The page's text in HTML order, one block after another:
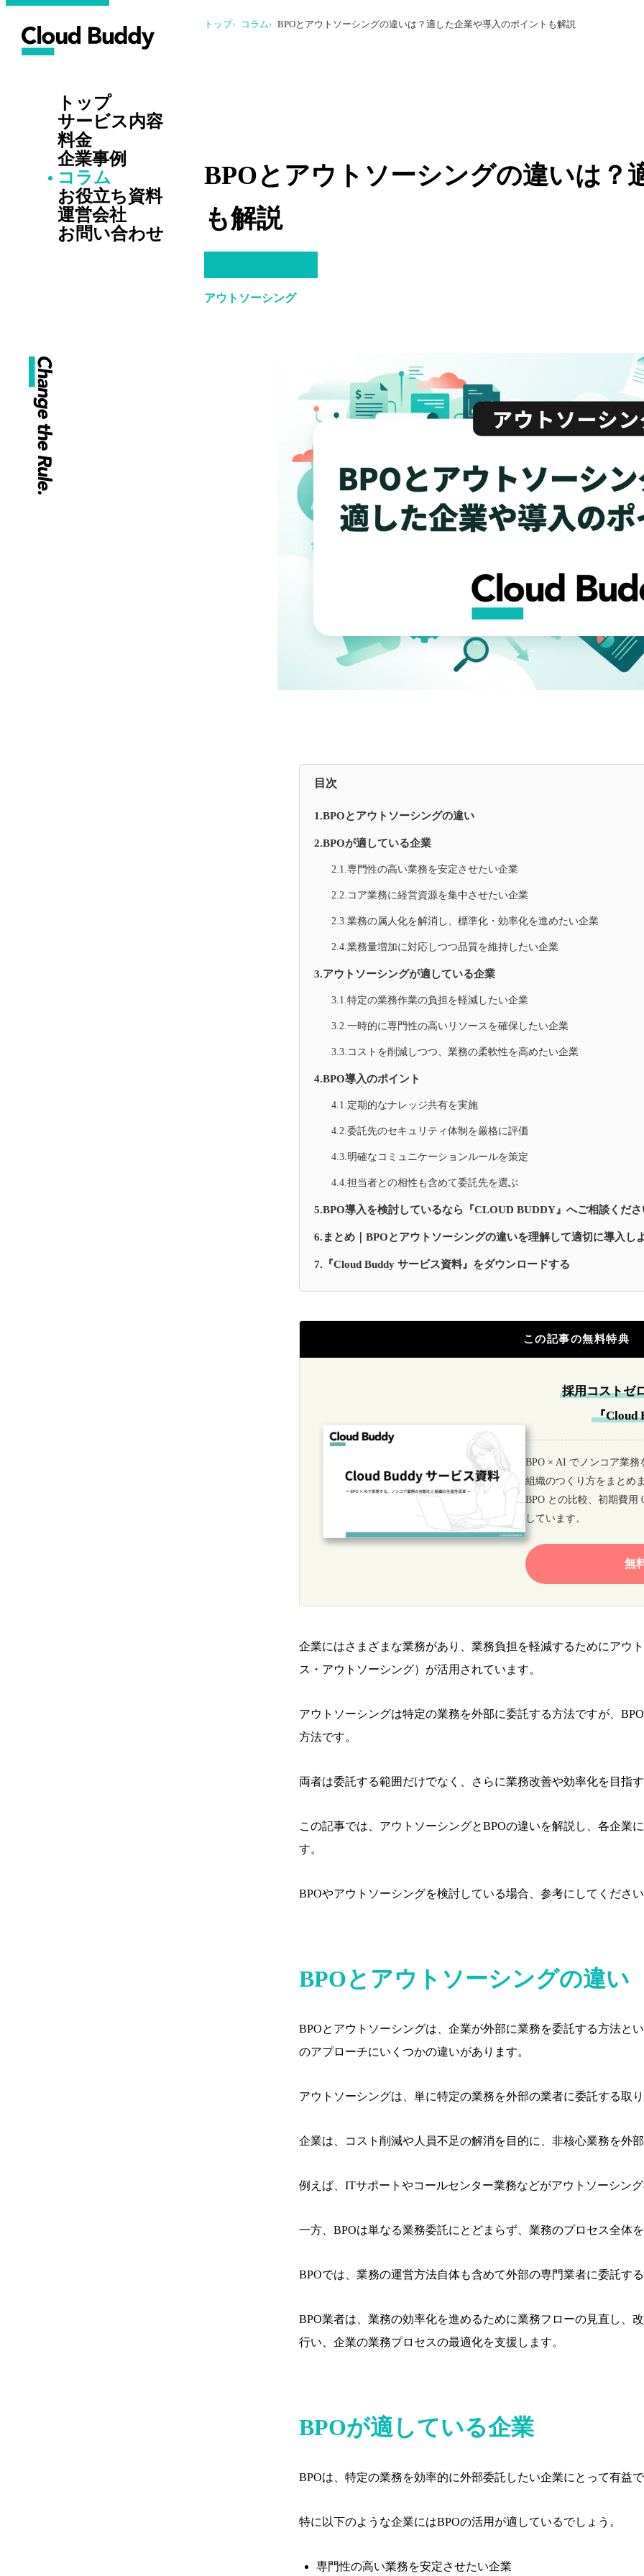
トップ
サービス内容
料金
企業事例
コラム
お役立ち資料
運営会社
お問い合わせ
トップ コラム BPOとアウトソーシングの違いは？適した企業や導入のポイントも解説
BPOとアウトソーシングの違いは？
も解説
アウトソーシング
目次
1.BPOとアウトソーシングの違い
2.BPOが適している企業
2.1.専門性の高い業務を安定させたい企業
2.2.コア業務に経営資源を集中させたい企業
2.3.業務の属人化を解消し、標準化・効率化を進めたい企業
2.4.業務量増加に対応しつつ品質を維持したい企業
3.アウトソーシングが適している企業
3.1.特定の業務作業の負担を軽減したい企業
3.2.一時的に専門性の高いリソースを確保したい企業
3.3.コストを削減しつつ、業務の柔軟性を高めたい企業
4.BPO導入のポイント
4.1.定期的なナレッジ共有を実施
4.2.委託先のセキュリティ体制を厳格に評価
4.3.明確なコミュニケーションルールを策定
4.4.担当者との相性も含めて委託先を選ぶ
5.BPO導入を検討しているなら『CLOUD BUDDY』へご相談くださ
6.まとめ｜BPOとアウトソーシングの違いを理解して適切に導入し
7.『Cloud Buddy サービス資料』をダウンロードする
この記事の無料特典
採用コストゼ
『Cloud
BPO × AI でノンコア業
組織のつくり方をまとめ
BPO との比較、初期費用
しています。
無
企業にはさまざまな業務があり、業務負担を軽減するためにアウ
ス・アウトソーシング）が活用されています。
アウトソーシングは特定の業務を外部に委託する方法ですが、
方法です。
両者は委託する範囲だけでなく、さらに業務改善や効率化を目指
この記事では、アウトソーシングとBPOの違いを解説し、各企業
す。
BPOやアウトソーシングを検討している場合、参考にしてくださ
BPOとアウトソーシングの違い
BPOとアウトソーシングは、企業が外部に業務を委託する方法と
のアプローチにいくつかの違いがあります。
アウトソーシングは、単に特定の業務を外部の業者に委託する取
企業は、コスト削減や人員不足の解消を目的に、非核心業務を外
例えば、ITサポートやコールセンター業務などがアウトソーシン
一方、BPOは単なる業務委託にとどまらず、業務のプロセス全体
BPOでは、業務の運営方法自体も含めて外部の専門業者に委託す
BPO業者は、業務の効率化を進めるために業務フローの見直し、
行い、企業の業務プロセスの最適化を支援します。
BPOが適している企業
BPOは、特定の業務を効率的に外部委託したい企業にとって有益
特に以下のような企業にはBPOの活用が適しているでしょう。
専門性の高い業務を安定させたい企業